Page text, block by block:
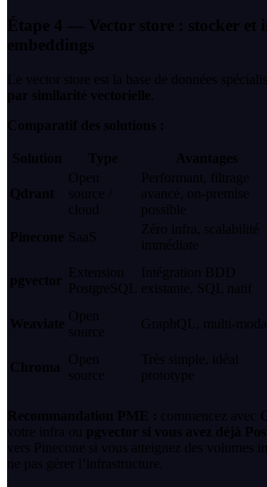
Étape 4 — Vector store : stocker et
embeddings
Le vector store est la base de données
par similarité vectorielle
Comparatif des solutions :
Solution Type Avantages
Qdrant
Open
source /
cloud
Performant, filtrage
avancé, on-premise
possible
Pinecone SaaS
Zéro infra, scalabilité
immédiate
pgvector
Extension
PostgreSQL
Intégration BDD
existante, SQL natif
Weaviate
Open
source
GraphQL, multi-modal
Chroma
Open
source
Très simple, idéal
prototype
Recommandation PME : commencez avec
votre infra ou pgvector si vous avez déjà
vers Pinecone si vous atteignez des volumes
ne pas gérer l’infrastructure.